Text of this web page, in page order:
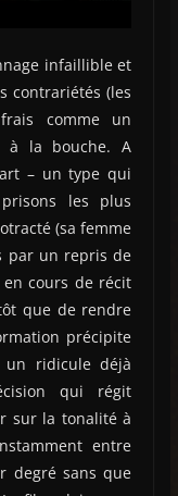
infaillible et
contrariétés (les
comme un
à la bouche. A
– un type qui
les plus
(sa femme
par un repris de
cours de récit
que de rendre
précipite
ridicule déjà
qui régit
sur la tonalité à
entre
degré sans que